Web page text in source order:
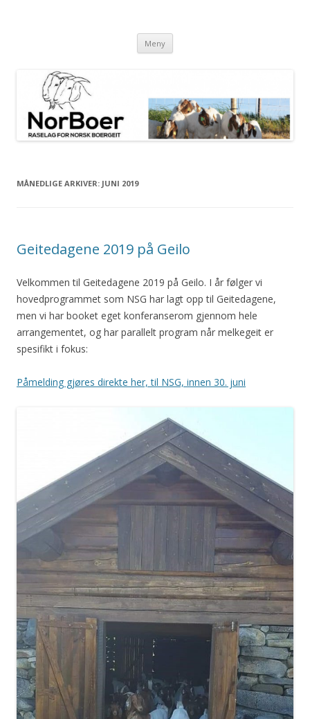
Meny
MÅNEDLIGE ARKIVER: JUNI 2019
Geitedagene 2019 på Geilo
Velkommen til Geitedagene 2019 på Geilo. I år følger vi
hovedprogrammet som NSG har lagt opp til Geitedagene,
men vi har booket eget konferanserom gjennom hele
arrangementet, og har parallelt program når melkegeit er
spesifikt i fokus:
Påmelding gjøres direkte her, til NSG, innen 30. juni